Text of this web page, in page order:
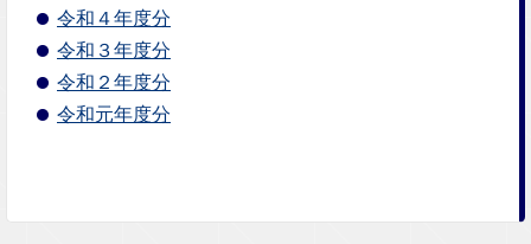
令和４年度分
令和３年度分
令和２年度分
令和元年度分